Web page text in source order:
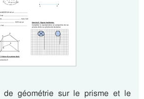
de géométrie sur le prisme et le